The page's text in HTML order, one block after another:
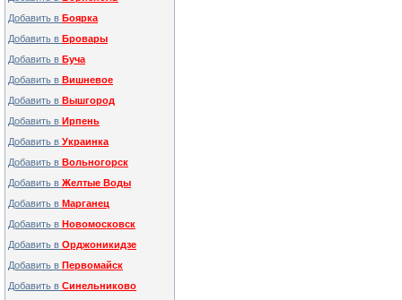
Добавить в Боярка
Добавить в Бровары
Добавить в Буча
Добавить в Вишневое
Добавить в Вышгород
Добавить в Ирпень
Добавить в Украинка
Добавить в Вольногорск
Добавить в Желтые Воды
Добавить в Марганец
Добавить в Новомосковск
Добавить в Орджоникидзе
Добавить в Первомайск
Добавить в Синельниково